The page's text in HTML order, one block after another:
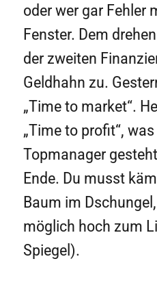
oder wer gar Fehler
Fenster. Dem
der zweiten
Geldhahn zu.
„Time to market“.
„Time to profit“,
Topmanager
Ende. Du musst
Baum im
möglich hoch zum
Spiegel).